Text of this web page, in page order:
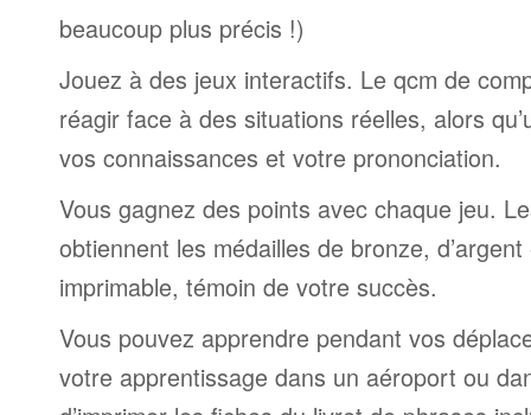
beaucoup plus précis !)
Jouez à des jeux interactifs. Le qcm de
réagir face à des situations réelles, alors
vos connaissances et votre prononciation.
Vous gagnez des points avec chaque jeu.
obtiennent les médailles de bronze,
imprimable, témoin de votre succès.
Vous pouvez apprendre pendant vos
votre apprentissage dans un aéroport ou